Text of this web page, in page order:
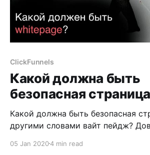
ClickFunnels
Какой должна быть
безопасная
Какой должна быть безопасная
другими словами вайт пейдж?
правильный ответ. Обычно ребята
05 Jan 20204 min read